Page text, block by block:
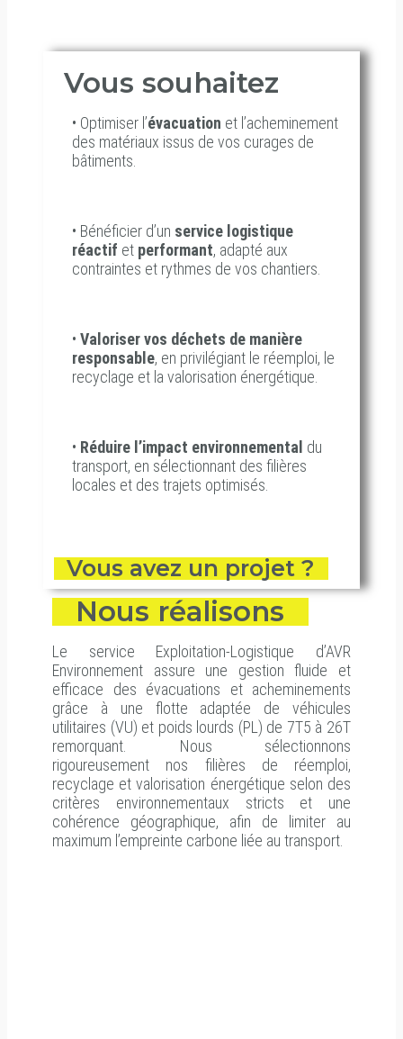
Vous souhaitez
• Optimiser l’évacuation et l’acheminement
des matériaux issus de vos curages de
bâtiments.
• Bénéficier d’un service logistique
réactif et performant, adapté aux
contraintes et rythmes de vos chantiers.
• Valoriser vos déchets de manière
responsable, en privilégiant le réemploi, le
recyclage et la valorisation énergétique.
• Réduire l’impact environnemental du
transport, en sélectionnant des filières
locales et des trajets optimisés.
Vous avez un projet ?
Nous réalisons
Le service Exploitation-Logistique d’AVR
Environnement assure une gestion fluide et
efficace des évacuations et acheminements
grâce à une flotte adaptée de véhicules
utilitaires (VU) et poids lourds (PL) de 7T5 à 26T
remorquant. Nous sélectionnons
rigoureusement nos filières de réemploi,
recyclage et valorisation énergétique selon des
critères environnementaux stricts et une
cohérence géographique, afin de limiter au
maximum l’empreinte carbone liée au transport.